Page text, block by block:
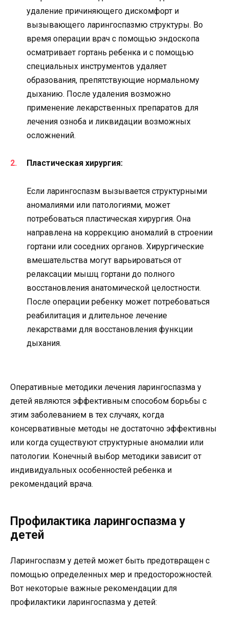
удаление причиняющего дискомфорт и
вызывающего ларингоспазмю структуры. Во
время операции врач с помощью эндоскопа
осматривает гортань ребенка и с помощью
специальных инструментов удаляет
образования, препятствующие нормальному
дыханию. После удаления возможно
применение лекарственных препаратов для
лечения озноба и ликвидации возможных
осложнений.
Пластическая хирургия:
Если ларингоспазм вызывается структурными
аномалиями или патологиями, может
потребоваться пластическая хирургия. Она
направлена на коррекцию аномалий в строении
гортани или соседних органов. Хирургические
вмешательства могут варьироваться от
релаксации мышц гортани до полного
восстановления анатомической целостности.
После операции ребенку может потребоваться
реабилитация и длительное лечение
лекарствами для восстановления функции
дыхания.
Оперативные методики лечения ларингоспазма у
детей являются эффективным способом борьбы с
этим заболеванием в тех случаях, когда
консервативные методы не достаточно эффективны
или когда существуют структурные аномалии или
патологии. Конечный выбор методики зависит от
индивидуальных особенностей ребенка и
рекомендаций врача.
Профилактика ларингоспазма у
детей
Ларингоспазм у детей может быть предотвращен с
помощью определенных мер и предосторожностей.
Вот некоторые важные рекомендации для
профилактики ларингоспазма у детей: